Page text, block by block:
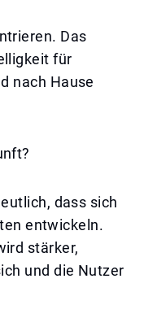
Das
für
nach Hause
dass sich
entwickeln.
stärker,
und die Nutzer